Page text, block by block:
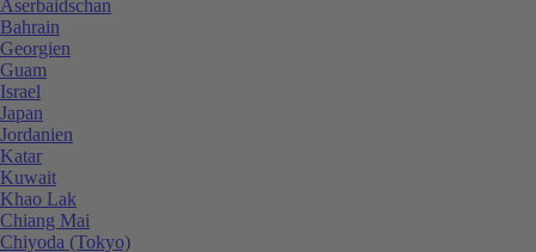
Aserbaidschan
Bahrain
Georgien
Guam
Israel
Japan
Jordanien
Katar
Kuwait
Khao Lak
Chiang Mai
Chiyoda (Tokyo)